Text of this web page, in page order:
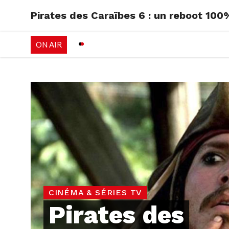
RADIO
Pirates des Caraïbes 6 : un reboot
ON AIR
CINÉMA & SÉRIES TV
Pirates des